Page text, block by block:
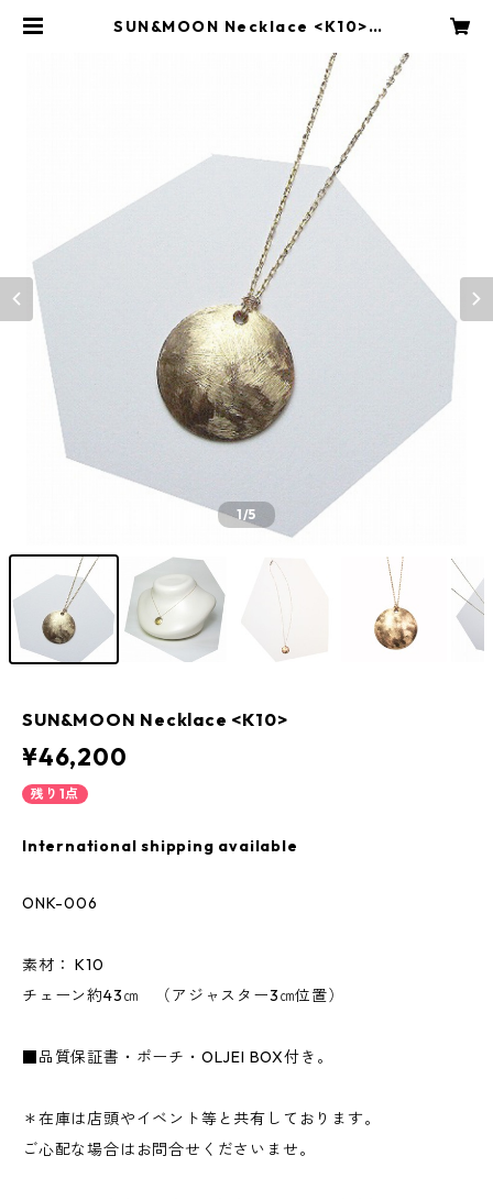
SUN&MOON Necklace <K10> |
1/5
SUN&MOON Necklace <K10>
¥46,200
残り1点
International shipping available
ONK-006
素材： K10
チェーン約43㎝ （アジャスター3㎝位置）
■品質保証書・ポーチ・OLJEI BOX付き。
＊在庫は店頭やイベント等と共有しております。
ご心配な場合はお問合せくださいませ。